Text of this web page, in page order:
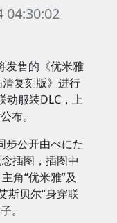
04:30:02
发售的《优米雅
复刻版》进行
动服装DLC，上
布。
步公开由べにた
插图，插图中
角“优米雅”及
斯贝尔”身穿联
。